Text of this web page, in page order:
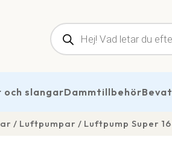
Produktsökning
och slangarDammtillbehör
Luftpumpar Luftpump Super